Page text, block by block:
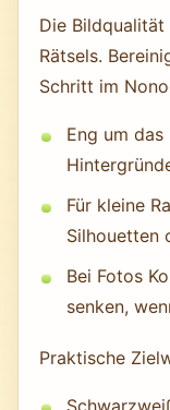
Die
Rätsels.
Schritt im
Eng um
Für kleine
Silhouetten
Bei Fotos
senken,
Praktische